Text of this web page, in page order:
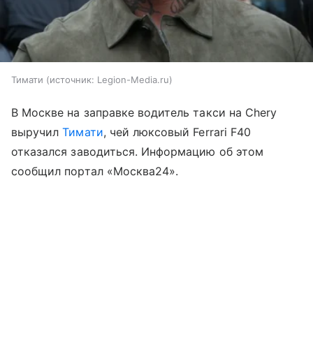
Тимати источник: Legion-Media.ru
В Москве на заправке водитель такси на Chery
выручилТимати, чей люксовый Ferrari F40
отказался заводиться. Информацию об этом
сообщил портал «Москва24».